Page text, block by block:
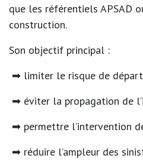
que les référentiels APSAD
construction.
Son objectif principal :
➡ limiter le risque de
➡ éviter la propagation de
➡ permettre l’intervention
➡ réduire l’ampleur des